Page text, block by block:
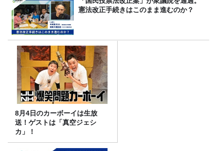
憲法改正手続きはこのまま進むのか？
8月4日のカーボーイは生放
送！ゲストは「真空ジェシ
カ」！